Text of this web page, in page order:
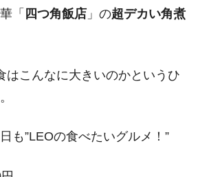
「 四つ角飯店 」の超デカい角煮
はこんなに大きいのかというひ
も”LEOの食べたいグルメ！”